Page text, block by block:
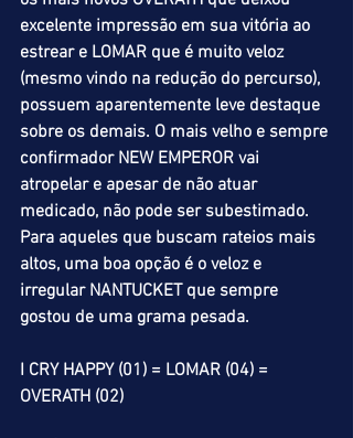
excelente impressão em sua vitória ao
estrear e LOMAR que é muito veloz
(mesmo vindo na redução do percurso),
possuem aparentemente leve destaque
sobre os demais. O mais velho e sempre
confirmador NEW EMPEROR vai
atropelar e apesar de não atuar
medicado, não pode ser subestimado.
Para aqueles que buscam rateios mais
altos, uma boa opção é o veloz e
irregular NANTUCKET que sempre
gostou de uma grama pesada.
I CRY HAPPY (01) = LOMAR (04) =
OVERATH (02)